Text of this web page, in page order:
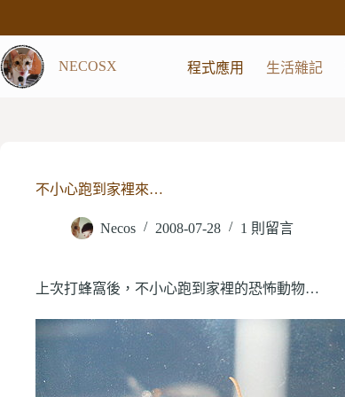
至
主
要
NECOSX 程式應用 生活雜記
不小心跑到家裡來…
Necos 2008-07-28 1 則留言
上次打蜂窩後，不小心跑到家裡的恐怖動物…